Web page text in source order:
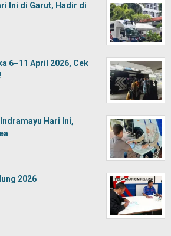
Ini di Garut, Hadir di
6–11 April 2026, Cek
Hari Ini,
2026